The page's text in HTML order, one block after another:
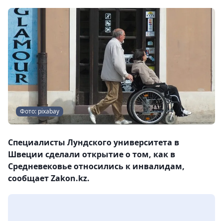
Фото: pixabay
Специалисты Лундского университета в
Швеции сделали открытие о том, как в
Средневековье относились к инвалидам,
сообщает Zakon.kz.